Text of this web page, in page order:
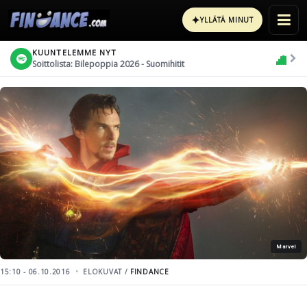
✦YLLÄTÄ MINUT
KUUNTELEMME NYT
Soittolista: Bilepoppia 2026 - Suomihitit
Marvel
15:10 - 06.10.2016 ELOKUVAT / FINDANCE